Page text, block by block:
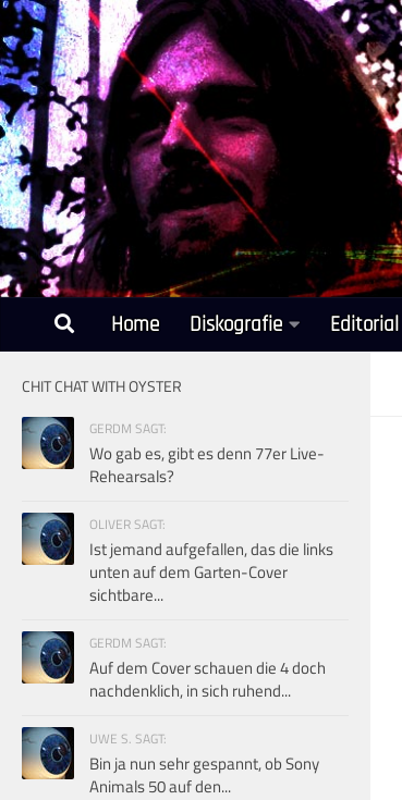
Unter dem Inhalt
Home Diskografie Editorial
CHIT CHAT WITH OYSTER
GERDM SAGT:
Wo gab es, gibt es denn 77er Live-
Rehearsals?
OLIVER SAGT:
Ist jemand aufgefallen, das die links
unten auf dem Garten-Cover
sichtbare...
GERDM SAGT:
Auf dem Cover schauen die 4 doch
nachdenklich, in sich ruhend...
UWE S. SAGT:
Bin ja nun sehr gespannt, ob Sony
Animals 50 auf den...